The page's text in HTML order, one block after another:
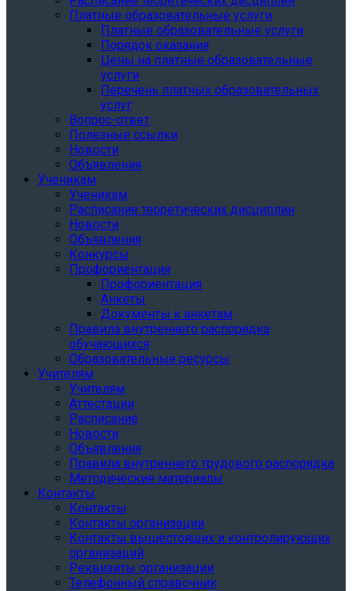
Платные образовательные услуги
Платные образовательные услуги
Порядок оказания
Цены на платные образовательные
услуги
Перечень платных образовательных
услуг
Вопрос-ответ
Полезные ссылки
Новости
Объявления
Ученикам
Ученикам
Расписание теоретических дисциплин
Новости
Объявления
Конкурсы
Профориентация
Профориентация
Анкеты
Документы к анкетам
Правила внутреннего распорядка
обучающихся
Образовательные ресурсы
Учителям
Учителям
Аттестации
Расписание
Новости
Объявления
Правила внутреннего трудового распорядка
Методические материалы
Контакты
Контакты
Контакты организации
Контакты вышестоящих и контролирующих
организаций
Реквизиты организации
Телефонный справочник